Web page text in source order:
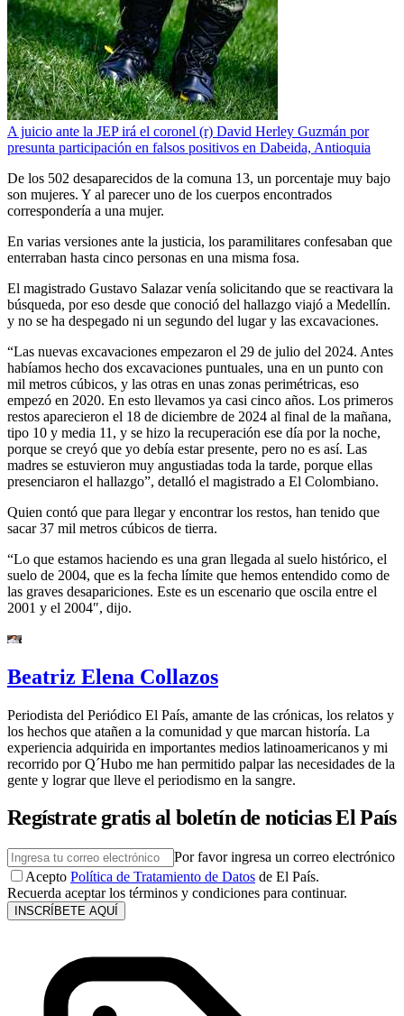
A juicio ante la JEP irá el coronel (r) David Herley Guzmán por
presunta participación en falsos positivos en Dabeida, Antioquia
De los 502 desaparecidos de la comuna 13, un porcentaje muy bajo
son mujeres. Y al parecer uno de los cuerpos encontrados
correspondería a una mujer.
En varias versiones ante la justicia, los paramilitares confesaban que
enterraban hasta cinco personas en una misma fosa.
El magistrado Gustavo Salazar venía solicitando que se reactivara la
búsqueda, por eso desde que conoció del hallazgo viajó a Medellín.
y no se ha despegado ni un segundo del lugar y las excavaciones.
“Las nuevas excavaciones empezaron el 29 de julio del 2024. Antes
habíamos hecho dos excavaciones puntuales, una en un punto con
mil metros cúbicos, y las otras en unas zonas perimétricas, eso
empezó en 2020. En esto llevamos ya casi cinco años. Los primeros
restos aparecieron el 18 de diciembre de 2024 al final de la mañana,
tipo 10 y media 11, y se hizo la recuperación ese día por la noche,
porque se creyó que yo debía estar presente, pero no es así. Las
madres se estuvieron muy angustiadas toda la tarde, porque ellas
presenciaron el hallazgo”, detalló el magistrado a El Colombiano.
Quien contó que para llegar y encontrar los restos, han tenido que
sacar 37 mil metros cúbicos de tierra.
“Lo que estamos haciendo es una gran llegada al suelo histórico, el
suelo de 2004, que es la fecha límite que hemos entendido como de
las graves desapariciones. Este es un escenario que oscila entre el
2001 y el 2004″, dijo.
Beatriz Elena Collazos
Periodista del Periódico El País, amante de las crónicas, los relatos y
los hechos que atañen a la comunidad y que marcan historía. La
experiencia adquirida en importantes medios latinoamericanos y mi
recorrido por Q´Hubo me han permitido palpar las necesidades de la
gente y lograr que lleve el periodismo en la sangre.
Regístrate gratis al boletín de noticias El País
Por favor ingresa un correo electrónico
Acepto Política de Tratamiento de Datos de El País.
Recuerda aceptar los términos y condiciones para continuar.
INSCRÍBETE AQUÍ